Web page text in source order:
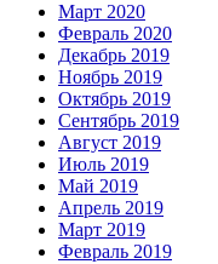
Март 2020
Февраль 2020
Декабрь 2019
Ноябрь 2019
Октябрь 2019
Сентябрь 2019
Август 2019
Июль 2019
Май 2019
Апрель 2019
Март 2019
Февраль 2019